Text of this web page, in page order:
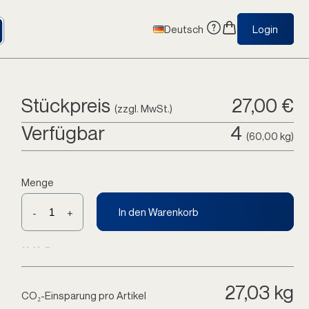
Deutsch Login
Stückpreis (zzgl. MwSt.)
27,00 €
Verfügbar
4 (60,00 kg)
Menge
- + In den Warenkorb
CO₂-Einsparung pro Artikel
27,03 kg